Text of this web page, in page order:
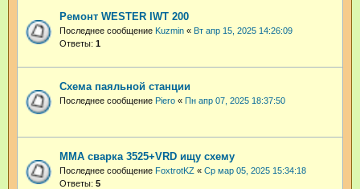
Ремонт WESTER IWT 200
Последнее сообщение Kuzmin « Вт апр 15, 2025 14:26:09
Ответы: 1
Схема паяльной станции
Последнее сообщение Piero « Пн апр 07, 2025 18:37:50
ММА сварка 3525+VRD ищу схему
Последнее сообщение FoxtrotKZ « Ср мар 05, 2025 15:34:18
Ответы: 5